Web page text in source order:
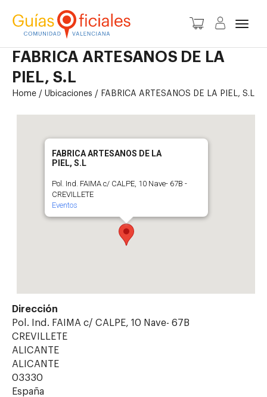
FABRICA ARTESANOS DE LA
PIEL, S.L
Home / Ubicaciones / FABRICA ARTESANOS DE LA PIEL, S.L
FABRICA ARTESANOS DE LA
PIEL, S.L
Pol. Ind. FAIMA c/ CALPE, 10 Nave- 67B -
CREVILLETE
Eventos
Dirección
Pol. Ind. FAIMA c/ CALPE, 10 Nave- 67B
CREVILLETE
ALICANTE
ALICANTE
03330
España